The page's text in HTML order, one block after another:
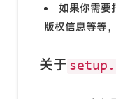
如果你需要
版权信息等等
关于